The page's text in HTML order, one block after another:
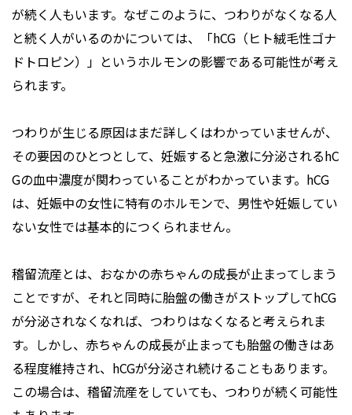
が続く人もいます。なぜこのように、つわりがなくなる人
と続く人がいるのかについては、「hCG（ヒト絨毛性ゴナ
ドトロピン）」というホルモンの影響である可能性が考え
られます。
つわりが生じる原因はまだ詳しくはわかっていませんが、
その要因のひとつとして、妊娠すると急激に分泌されるhC
Gの血中濃度が関わっていることがわかっています。hCG
は、妊娠中の女性に特有のホルモンで、男性や妊娠してい
ない女性では基本的につくられません。
稽留流産とは、おなかの赤ちゃんの成長が止まってしまう
ことですが、それと同時に胎盤の働きがストップしてhCG
が分泌されなくなれば、つわりはなくなると考えられま
す。しかし、赤ちゃんの成長が止まっても胎盤の働きはあ
る程度維持され、hCGが分泌され続けることもあります。
この場合は、稽留流産をしていても、つわりが続く可能性